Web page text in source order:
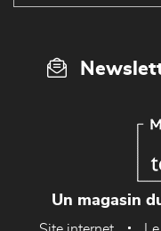
Un magasin